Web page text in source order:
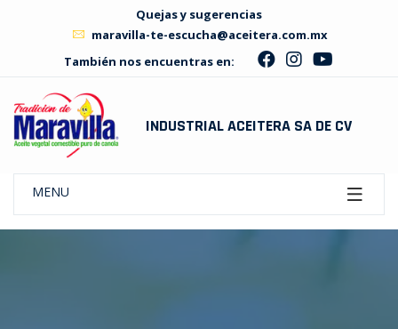
Quejas y sugerencias
maravilla-te-escucha@aceitera.com.mx
También nos encuentras en:
INDUSTRIAL ACEITERA SA DE CV
MENU